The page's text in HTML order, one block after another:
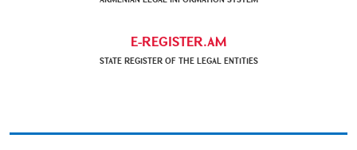
E-REGISTER.AM
STATE REGISTER OF THE LEGAL ENTITIES